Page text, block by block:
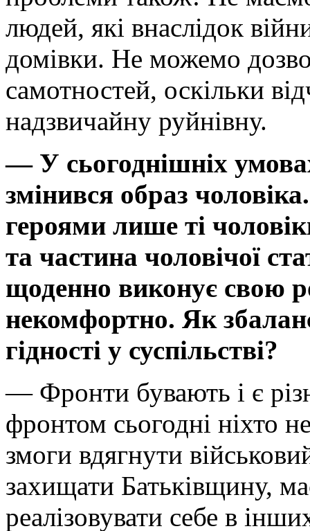
людей, які внаслідок
домівки. Не можемо
самотностей, оскільки
надзвичайну руйнівну.
— У сьогоднішніх
змінився образ
героями лише ті
та частина чоловічої
щоденно виконує свою
некомфортно. Як
гідності у суспільстві?
— Фронти бувають і є
фронтом сьогодні ніхто
змоги вдягнути
захищати Батьківщину,
реалізовувати себе в